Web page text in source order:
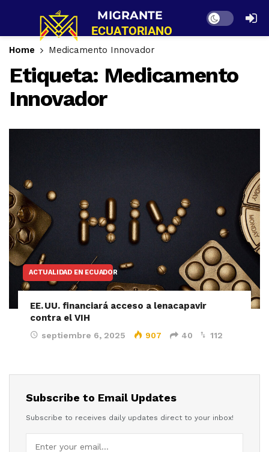
Dark mode
Home Medicamento Innovador
Etiqueta: Medicamento
Innovador
ACTUALIDAD EN ECUADOR
EE. UU. financiará acceso a lenacapavir
contra el VIH
septiembre 6, 2025 907 40 112
Subscribe to Email Updates
Subscribe to receives daily updates direct to your inbox!